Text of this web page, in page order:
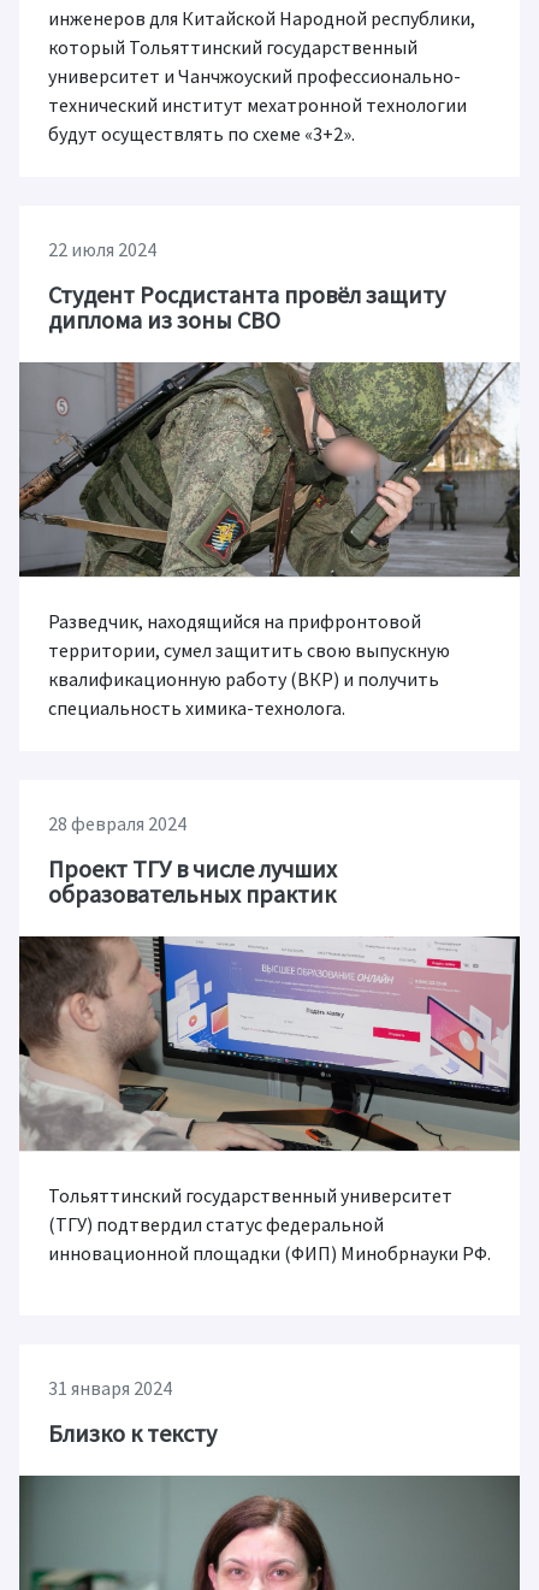
инженеров для Китайской Народной республики,
который Тольяттинский государственный
университет и Чанчжоуский профессионально-
технический институт мехатронной технологии
будут осуществлять по схеме «3+2».
22 июля 2024
Студент Росдистанта провёл защиту
диплома из зоны СВО
Разведчик, находящийся на прифронтовой
территории, сумел защитить свою выпускную
квалификационную работу (ВКР) и получить
специальность химика-технолога.
28 февраля 2024
Проект ТГУ в числе лучших
образовательных практик
Тольяттинский государственный университет
(ТГУ) подтвердил статус федеральной
инновационной площадки (ФИП) Минобрнауки РФ.
31 января 2024
Близко к тексту